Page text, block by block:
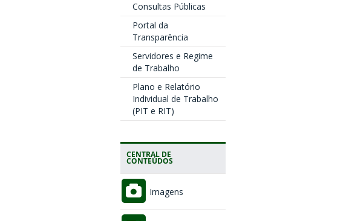
Consultas Públicas
Portal da
Transparência
Servidores e Regime
de Trabalho
Plano e Relatório
Individual de Trabalho
(PIT e RIT)
CENTRAL DE
CONTEÚDOS
Imagens